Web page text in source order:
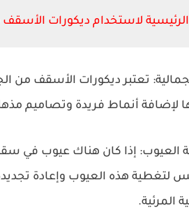
الرئيسية لاستخدام ديكورات
تعتبر ديكورات الأسقف من
لإضافة أنماط فريدة وتصاميم
العيوب: إذا كان هناك عيوب في
لتغطية هذه العيوب وإعادة
المرئية.